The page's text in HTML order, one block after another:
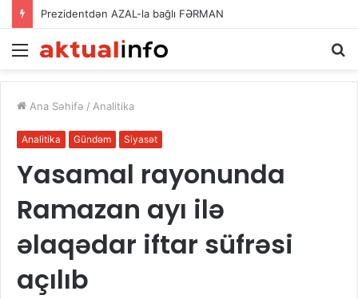
Prezidentdən AZAL-la bağlı FƏRMAN
Menu
Ana Səhifə / Analitika
Analitika Gündəm Siyasət
Yasamal rayonunda
Ramazan ayı ilə
əlaqədar iftar süfrəsi
açılıb